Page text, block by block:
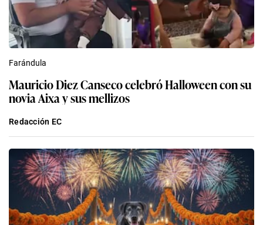
Farándula
Mauricio Diez Canseco celebró Halloween con su
novia Aixa y sus mellizos
Redacción EC